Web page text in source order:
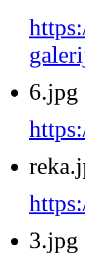
6.jpg
3.jpg